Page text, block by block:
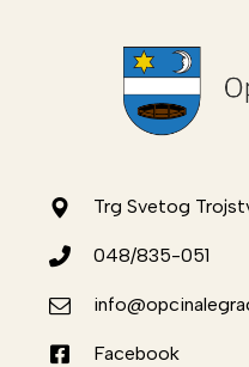
Trg Svetog
048/835-051
Facebook